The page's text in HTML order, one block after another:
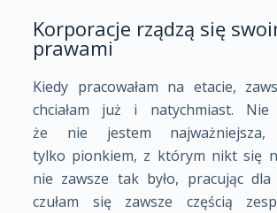
Korporacje rządzą się
prawami
Kiedy pracowałam na etacie,
chciałam już i natychmiast. Nie
że nie jestem
tylko pionkiem, z którym nikt się
nie zawsze tak było, pracując dla
czułam się zawsze częścią